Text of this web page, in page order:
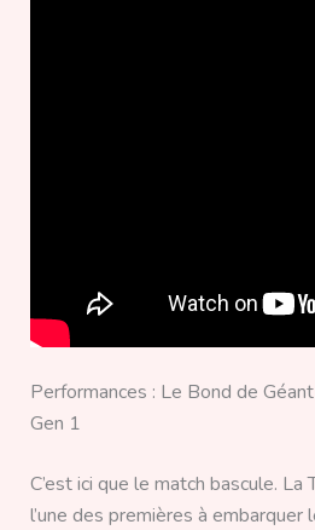
Performances : Le Bond de
Gen 1
C’est ici que le match bascule.
l’une des premières à embarquer